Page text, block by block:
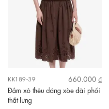
KK189-39
660.000 ₫
Đầm xô thêu dáng xòe dài phối
thắt lưng